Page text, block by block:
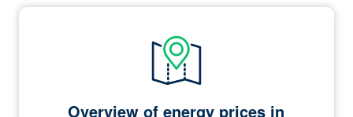
Overview of energy prices in